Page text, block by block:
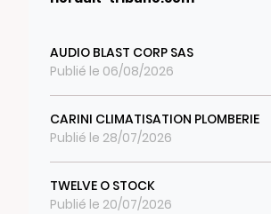
AUDIO BLAST CORP SAS
Publié le 06/08/2026
CARINI CLIMATISATION PLOMBERIE
Publié le 28/07/2026
TWELVE O STOCK
Publié le 20/07/2026